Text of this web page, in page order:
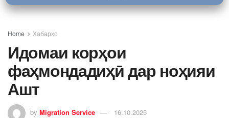
Home Хабархо
Идомаи корҳои
фаҳмондадиҳӣ дар ноҳияи
Ашт
by Migration Service 16.10.2025